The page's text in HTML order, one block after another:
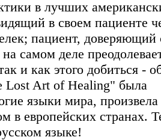
в лучших
в своем пациенте
пациент, доверяющий
самом деле
и как этого добиться -
Lost Art of Healing" была
языки мира,
в европейских странах.
языке!